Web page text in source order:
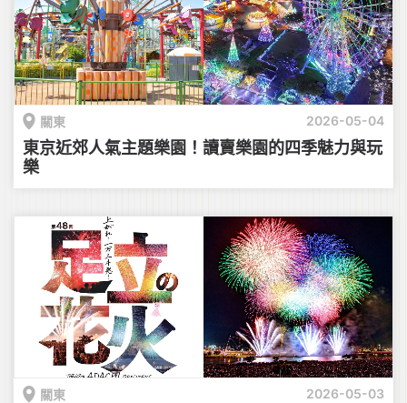
關東 2026-05-04
東京近郊人氣主題樂園！讀賣樂園的四季魅力與玩
樂
關東 2026-05-03